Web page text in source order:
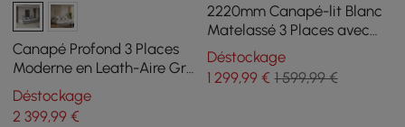
Canapé Profond 3 Places
Moderne en Leath-Aire Gris
2780mm avec Dossier
Réglable
Déstockage
2 399,99 €
2220mm Canapé-lit Blanc
Matelassé 3 Places avec
Rangement Latéral
Moderne
Déstockage
1 299,99€ 1 599,99 €